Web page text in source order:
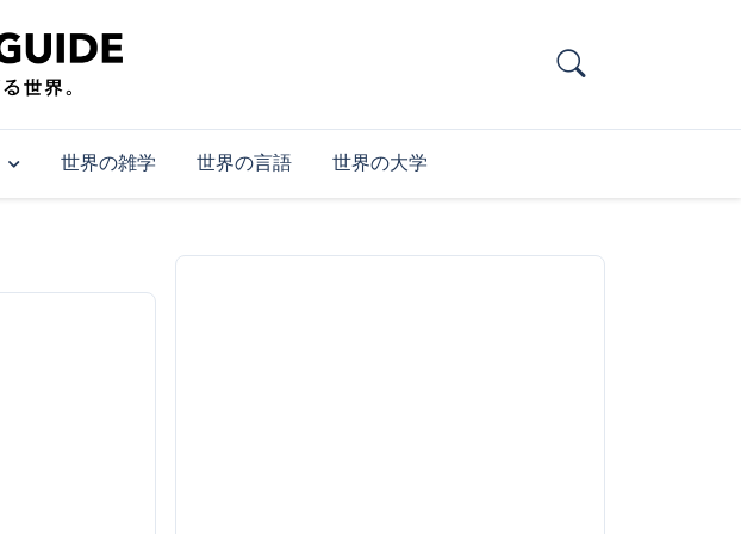
世界の雑学 世界の言語 世界の大学